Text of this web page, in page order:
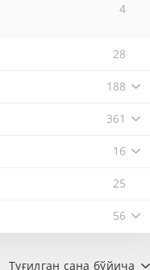
4
28
188
361
16
25
56
Туғилган сана бўйича